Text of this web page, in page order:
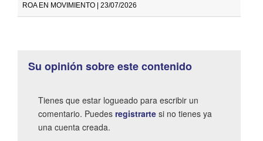
ROA EN MOVIMIENTO | 23/07/2026
Su opinión sobre este contenido
Tienes que estar logueado para escribir un
comentario. Puedes registrarte si no tienes ya
una cuenta creada.